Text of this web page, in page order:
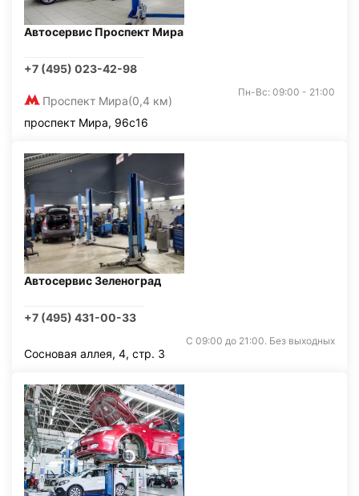
Автосервис Проспект Мира
+7 (495) 023-42-98
Проспект Мира(0,4 км)
Пн-Вс: 09:00 - 21:00
проспект Мира, 96с16
Автосервис Зеленоград
+7 (495) 431-00-33
С 09:00 до 21:00. Без выходных
Сосновая аллея, 4, стр. 3